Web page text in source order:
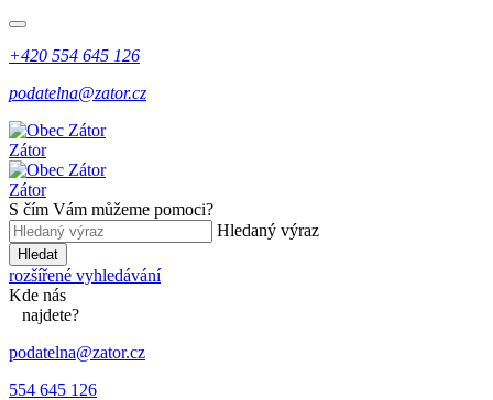
+420 554 645 126
podatelna@zator.cz
Zátor
Zátor
S čím Vám můžeme pomoci?
Hledaný výraz
Hledat
rozšířené vyhledávání
Kde nás
najdete?
podatelna@zator.cz
554 645 126